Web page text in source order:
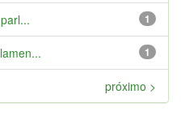
1
1
próximo >